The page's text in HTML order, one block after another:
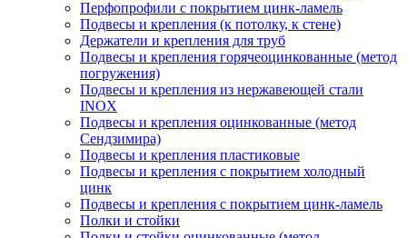
Перфопрофили с покрытием цинк-ламель
Подвесы и крепления (к потолку, к стене)
Держатели и крепления для труб
Подвесы и крепления горячеоцинкованные (метод
погружения)
Подвесы и крепления из нержавеющей стали
INOX
Подвесы и крепления оцинкованные (метод
Сендзимира)
Подвесы и крепления пластиковые
Подвесы и крепления с покрытием холодный
цинк
Подвесы и крепления с покрытием цинк-ламель
Полки и стойки